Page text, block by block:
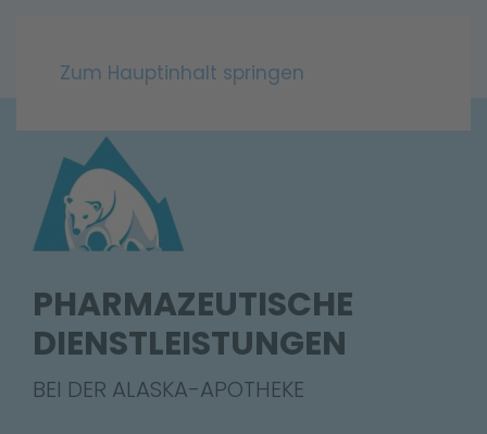
Zum Hauptinhalt springen
PHARMAZEUTISCHE
DIENSTLEISTUNGEN
BEI DER ALASKA-APOTHEKE